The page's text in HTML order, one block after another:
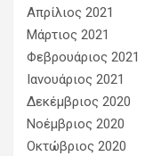
Απρίλιος 2021
Μάρτιος 2021
Φεβρουάριος 2021
Ιανουάριος 2021
Δεκέμβριος 2020
Νοέμβριος 2020
Οκτώβριος 2020